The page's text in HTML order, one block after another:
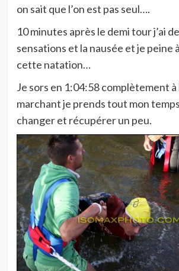
on sait que l’on est pas seul….
10 minutes après le demi tour j’ai
sensations et la nausée et je peine
cette natation…
Je sors en 1:04:58 complètement à
marchant je prends tout mon
changer et récupérer un peu.